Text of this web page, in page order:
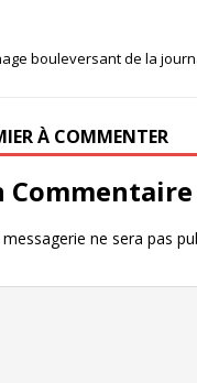
bouleversant de la
À COMMENTER
Commentaire
ne sera pas